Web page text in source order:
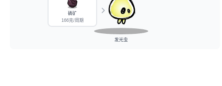
磷矿
166克/周期
发光虫